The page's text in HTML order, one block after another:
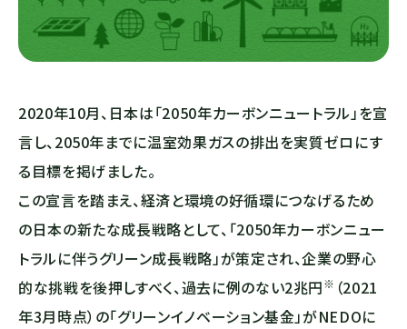
2020年10月、日本は「2050年カーボンニュートラル」を宣
言し、2050年までに温室効果ガスの排出を実質ゼロにす
る目標を掲げました。
この宣言を踏まえ、経済と環境の好循環につなげるため
の日本の新たな成長戦略として、「2050年カーボンニュー
トラルに伴うグリーン成長戦略」が策定され、企業の野心
的な挑戦を後押しすべく、過去に例のない2兆円※ （2021
年3月時点）の「グリーンイノベーション基金」がNEDOに